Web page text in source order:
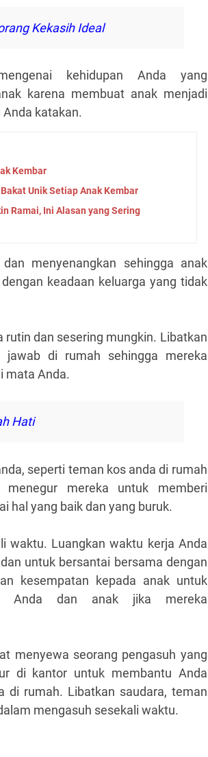
Kekasih Ideal
kehidupan Anda yang
karena membuat anak menjadi
katakan.
Kembar
Unik Setiap Anak Kembar
Ramai, Ini Alasan yang Sering
menyenangkan sehingga anak
keadaan keluarga yang tidak
rutin dan sesering mungkin. Libatkan
jawab di rumah sehingga mereka
mata Anda.
Hati
seperti teman kos anda di rumah
menegur mereka untuk memberi
hal yang baik dan yang buruk.
waktu. Luangkan waktu kerja Anda
untuk bersantai bersama dengan
kesempatan kepada anak untuk
Anda dan anak jika mereka
menyewa seorang pengasuh yang
di kantor untuk membantu Anda
di rumah. Libatkan saudara, teman
mengasuh sesekali waktu.